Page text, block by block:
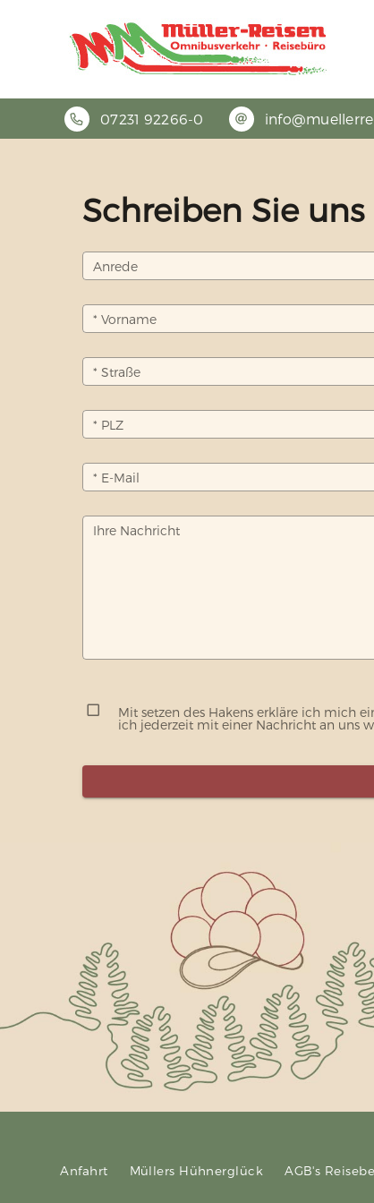
07231 92266-0
Schreiben Sie uns
Anrede
* Vorname
* Straße
* PLZ
* E-Mail
Ihre Nachricht
Mit setzen des Hakens erkläre ich mich
ich jederzeit mit einer Nachricht an uns
Anfahrt Müllers Hühnerglück AGB's